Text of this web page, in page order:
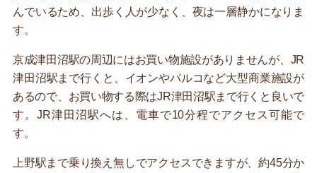
んでいるため、出歩く人が少なく、夜は一層静かになりま
す。
京成津田沼駅の周辺にはお買い物施設がありませんが、JR
津田沼駅まで行くと、イオンやパルコなど大型商業施設が
あるので、お買い物する際はJR津田沼駅まで行くと良いで
す。JR津田沼駅へは、電車で10分程でアクセス可能で
す。
上野駅まで乗り換え無しでアクセスできますが、約45分か